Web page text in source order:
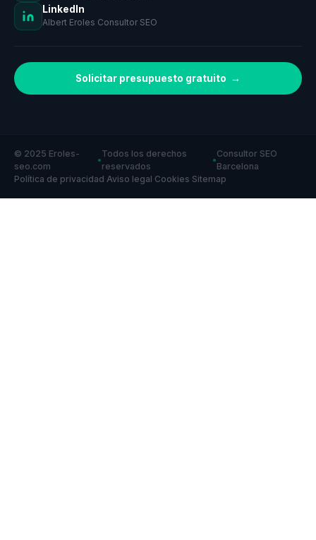
LinkedIn
Albert Eroles Consultor SEO
Solicitar presupuesto gratuito →
© 2025 Eroles-
seo.com
●
Todos los derechos
reservados
●
Consultor SEO
Barcelona
Política de privacidad Aviso legal Cookies Sitemap